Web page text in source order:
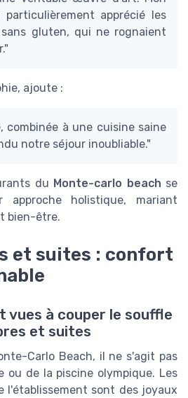
apprécié les
gluten, qui ne rognaient
ajoute :
combinée à une cuisine saine
notre séjour inoubliable."
du Monte-carlo beach se
approche holistique, mariant
bien-être.
et suites : confort
à couper le souffle
et suites
Carlo Beach, il ne s'agit pas
ou de la piscine olympique. Les
l'établissement sont des joyaux